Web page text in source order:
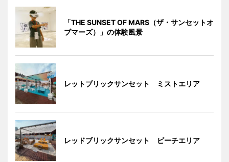
「THE SUNSET OF MARS（ザ・サンセットオ
ブマーズ）」の体験風景
レットブリックサンセット ミストエリア
レッドブリックサンセット ビーチエリア